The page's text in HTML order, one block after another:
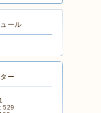
ール
ー
529